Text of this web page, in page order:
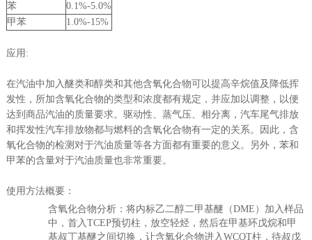
苯
0.1%-5.0%
甲苯
1.0%-15%
应用:
在汽油中加入醚类和醇类和其他含氧化合物可以提高辛烷值及降低挥
发性，所加含氧化合物的类型和浓度都有规定，并应加以调整，以便
达到商品汽油的质量要求。驱动性、蒸气压、相分离，汽车尾气排放
和挥发性汽车排放物都与燃料的含氧化合物有一定的关系。因此，含
氧化合物的检测对于汽油质量等各方面都有重要的意义。另外，苯和
甲苯的含量对于汽油质量也非常重要。
使用方法概要：
含氧化合物分析：将内标乙二醇二甲基醚（DME）加入样品
中，首入TCEP预切柱，放空轻烃，然后在甲基环戊烷和甲
基叔丁基醚之间切换，让含氧化合物进入WCOT柱，待叔戊